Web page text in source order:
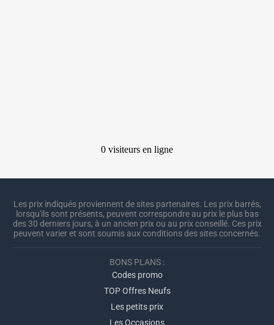
Les prix indiqués proviennent de sites partenaires. Les prix barrés,
lorsqu'ils sont présents, peuvent correspondre au prix le plus bas
des 30 derniers jours, à un ancien prix ou au prix conseillé. Ces prix
peuvent varier et sont soumis aux conditions des sites concernés.
BONS PLANS :
Codes promo
TOP Offres Neufs
Les petits prix
Les Occasions